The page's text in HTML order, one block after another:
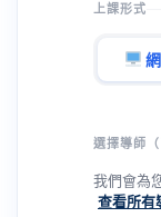
上課形式
選擇導師（
我們會為
查看所